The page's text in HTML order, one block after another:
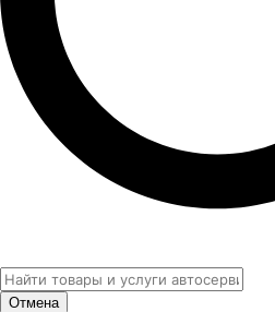
Отмена